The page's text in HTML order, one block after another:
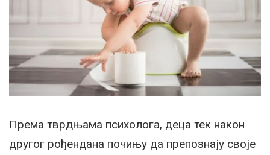
Према тврдњама психолога, деца тек након
другог рођендана почињу да препознају своје